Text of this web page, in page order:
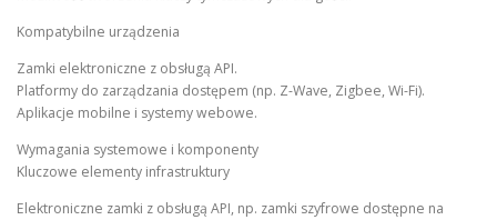
Kompatybilne urządzenia
Zamki elektroniczne z obsługą API.
Platformy do zarządzania dostępem (np. Z-Wave, Zigbee, Wi-Fi).
Aplikacje mobilne i systemy webowe.
Wymagania systemowe i komponenty
Kluczowe elementy infrastruktury
Elektroniczne zamki z obsługą API, np. zamki szyfrowe dostępne na